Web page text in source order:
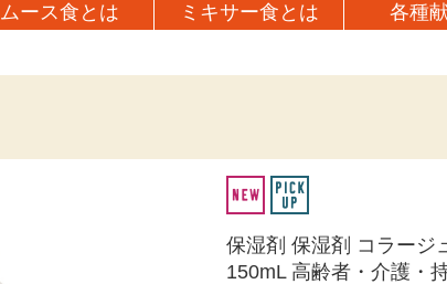
ムース食とは ミキサー食とは 各種
保湿剤 保湿剤 コラー
150mL 高齢者・介護・